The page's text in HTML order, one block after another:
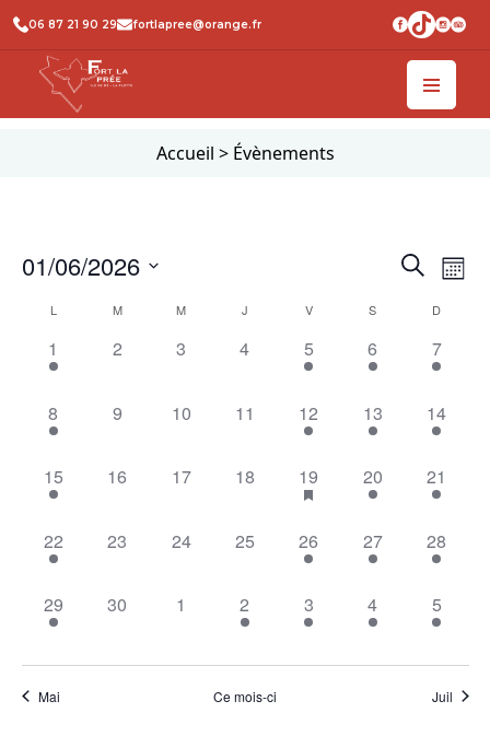
06 87 21 90 29 fortlapree@orange.fr
Accueil > Évènements
Recherche
Mois
01/06/2026
une
date.
Calendrier
de
Évènements
L M M J V S D
1
évènement,
1
0
2
0
3
0
évènement,
4
1
évènement,
5
1
évènement,
6
1
7
1
évènement,
8
0
9
0
10
0
évènement,
11
1
évènement,
12
1
évènement,
13
1
14
1
évènement,
15
0
16
0
17
0
évènement,
18
1
évènement,
19
1
évènement,
20
1
21
1
évènement,
22
0
23
0
24
0
évènement,
25
1
évènement,
26
1
évènement,
27
1
28
1
évènement,
29
0
30
0
évènement,
1
1
évènement,
2
1
évènement,
3
1
évènement,
4
1
5
Mai Ce mois-ci Juil